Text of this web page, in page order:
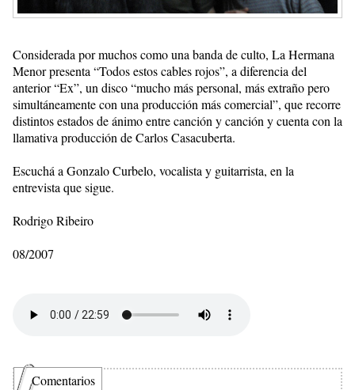
Considerada por muchos como una banda de culto, La Hermana
Menor presenta “Todos estos cables rojos”, a diferencia del
anterior “Ex”, un disco “mucho más personal, más extraño pero
simultáneamente con una producción más comercial”, que recorre
distintos estados de ánimo entre canción y canción y cuenta con la
llamativa producción de Carlos Casacuberta.
Escuchá a Gonzalo Curbelo, vocalista y guitarrista, en la
entrevista que sigue.
Rodrigo Ribeiro
08/2007
Comentarios